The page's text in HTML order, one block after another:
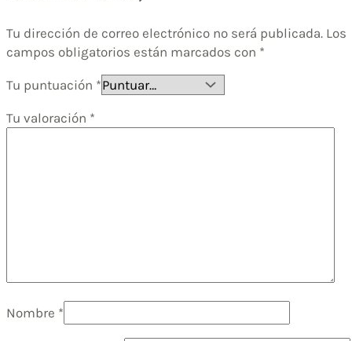
Tu dirección de correo electrónico no será publicada. Los
campos obligatorios están marcados con *
Tu puntuación *
Tu valoración *
Nombre *